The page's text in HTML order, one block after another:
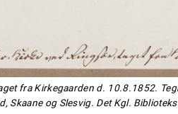
fra Kirkegaarden d. 10.8.1852.
Skaane og Slesvig. Det Kgl.